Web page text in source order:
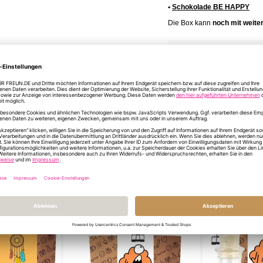
• Schokolade BE HAPPY
Die Box kann noch mit
Mehr
INFORMATIONEN
DU HAST NOCH